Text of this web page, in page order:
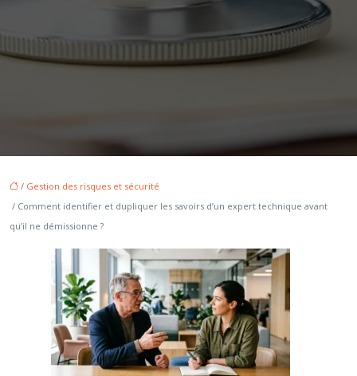
/ Gestion des risques et sécurité
/ Comment identifier et dupliquer les savoirs d’un expert technique avant
qu’il ne démissionne ?